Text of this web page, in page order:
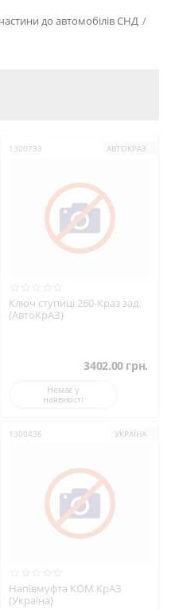
до автомобілів СНД /
1300733 АВТОКРАЗ
Ключ ступиці 260-Краз зад.
(АвтоКрАЗ)
3402.00 грн.
Немає у
наявності
1300436 УКРАЇНА
Напівмуфта КОМ КрАЗ
(Україна)